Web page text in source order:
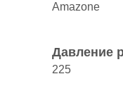
Amazonе
Давление
225